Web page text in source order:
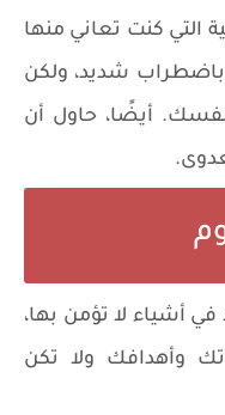
كنت تعاني منها
باضطراب شديد، ولكن
أيضًا، حاول أن
أشياء لا تؤمن بها،
وأهدافك ولا تكن